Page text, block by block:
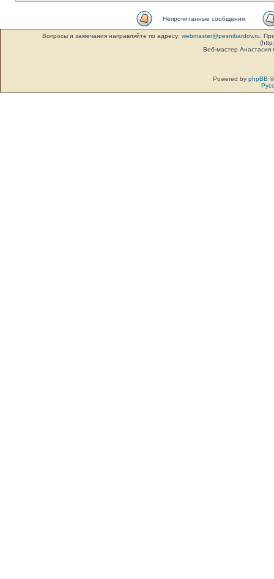
Непрочитанные сообщения
Вопросы и замечания направляйте по адресу: webmaster@pesnibardov.ru .
Веб-мастер
Powered by phpBB